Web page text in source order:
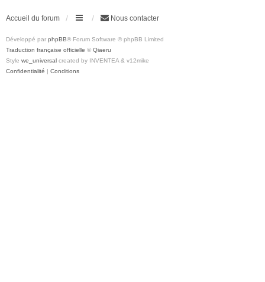
Accueil du forum Nous contacter
Développé par phpBB® Forum Software © phpBB Limited
Traduction française officielle © Qiaeru
Style we_universal created by INVENTEA & v12mike
Confidentialité | Conditions